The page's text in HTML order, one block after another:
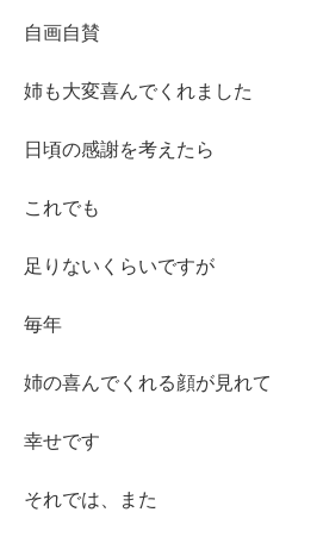
自画自賛
姉も大変喜んでくれました
日頃の感謝を考えたら
これでも
足りないくらいですが
毎年
姉の喜んでくれる顔が見れて
幸せです
それでは、また